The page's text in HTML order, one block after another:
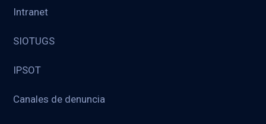
Intranet
SIOTUGS
IPSOT
Canales de denuncia